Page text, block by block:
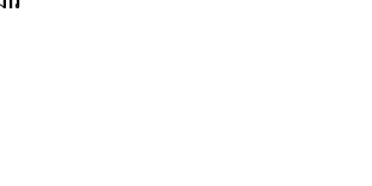
វឌ្ឍ​ព្រលានយន្តហោះ​សៀមរាប​ចាស់​ជា​